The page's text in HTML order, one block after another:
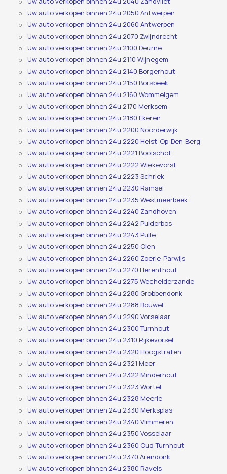
Uw auto verkopen binnen 24u 2050 Antwerpen
Uw auto verkopen binnen 24u 2060 Antwerpen
Uw auto verkopen binnen 24u 2070 Zwijndrecht
Uw auto verkopen binnen 24u 2100 Deurne
Uw auto verkopen binnen 24u 2110 Wijnegem
Uw auto verkopen binnen 24u 2140 Borgerhout
Uw auto verkopen binnen 24u 2150 Borsbeek
Uw auto verkopen binnen 24u 2160 Wommelgem
Uw auto verkopen binnen 24u 2170 Merksem
Uw auto verkopen binnen 24u 2180 Ekeren
Uw auto verkopen binnen 24u 2200 Noorderwijk
Uw auto verkopen binnen 24u 2220 Heist-Op-Den-Berg
Uw auto verkopen binnen 24u 2221 Booischot
Uw auto verkopen binnen 24u 2222 Wiekevorst
Uw auto verkopen binnen 24u 2223 Schriek
Uw auto verkopen binnen 24u 2230 Ramsel
Uw auto verkopen binnen 24u 2235 Westmeerbeek
Uw auto verkopen binnen 24u 2240 Zandhoven
Uw auto verkopen binnen 24u 2242 Pulderbos
Uw auto verkopen binnen 24u 2243 Pulle
Uw auto verkopen binnen 24u 2250 Olen
Uw auto verkopen binnen 24u 2260 Zoerle-Parwijs
Uw auto verkopen binnen 24u 2270 Herenthout
Uw auto verkopen binnen 24u 2275 Wechelderzande
Uw auto verkopen binnen 24u 2280 Grobbendonk
Uw auto verkopen binnen 24u 2288 Bouwel
Uw auto verkopen binnen 24u 2290 Vorselaar
Uw auto verkopen binnen 24u 2300 Turnhout
Uw auto verkopen binnen 24u 2310 Rijkevorsel
Uw auto verkopen binnen 24u 2320 Hoogstraten
Uw auto verkopen binnen 24u 2321 Meer
Uw auto verkopen binnen 24u 2322 Minderhout
Uw auto verkopen binnen 24u 2323 Wortel
Uw auto verkopen binnen 24u 2328 Meerle
Uw auto verkopen binnen 24u 2330 Merksplas
Uw auto verkopen binnen 24u 2340 Vlimmeren
Uw auto verkopen binnen 24u 2350 Vosselaar
Uw auto verkopen binnen 24u 2360 Oud-Turnhout
Uw auto verkopen binnen 24u 2370 Arendonk
Uw auto verkopen binnen 24u 2380 Ravels